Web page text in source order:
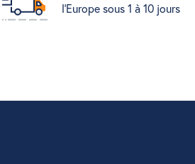
l'Europe sous 1 à 10 jours